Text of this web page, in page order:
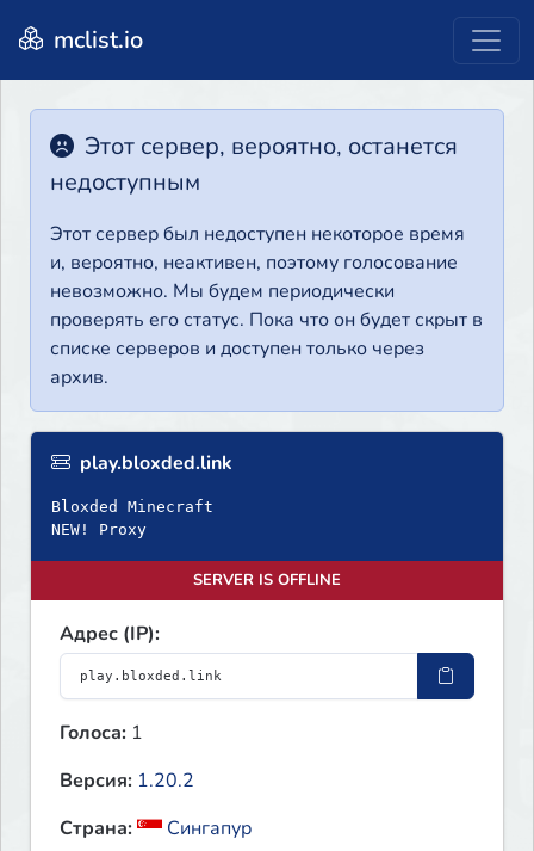
mclist.io
Этот сервер, вероятно, останется
недоступным
Этот сервер был недоступен некоторое время
и, вероятно, неактивен, поэтому голосование
невозможно. Мы будем периодически
проверять его статус. Пока что он будет скрыт в
списке серверов и доступен только через
архив.
play.bloxded.link
Bloxded Minecraft
NEW! Proxy
SERVER IS OFFLINE
Адрес (IP):
Голоса: 1
Версия: 1.20.2
Страна:
Сингапур